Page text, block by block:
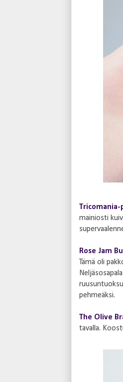
Tricomania-
mainiosti
Rose Jam
Tämä oli
pehmeäksi.
The Olive
tavalla.